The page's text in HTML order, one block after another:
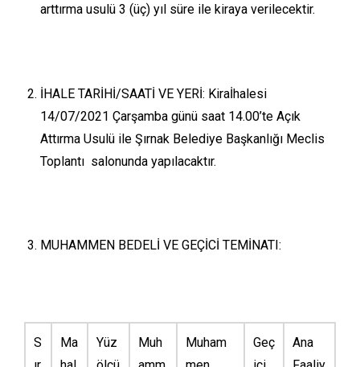
arttırma usulü 3 (üç) yıl süre ile kiraya verilecektir.
İHALE TARİHİ/SAATİ VE YERİ: Kiraİhalesi
14/07/2021 Çarşamba günü saat 14.00’te Açık
Attırma Usulü ile Şırnak Belediye Başkanlığı Meclis
Toplantı salonunda yapılacaktır.
MUHAMMEN BEDELİ VE GEÇİCİ TEMİNATI:
S
Ma
Yüz
Muh
Muham
Geç
Ana